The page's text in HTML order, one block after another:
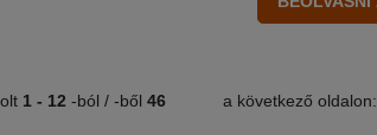
1 - 12 -ból / -ből 46 a következő oldalon: